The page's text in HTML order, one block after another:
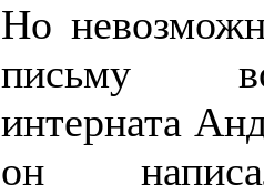
Но
письму
интерната
он